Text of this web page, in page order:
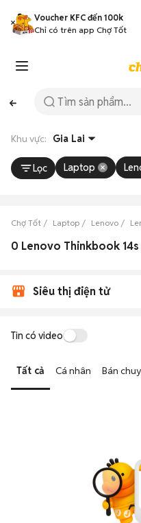
Voucher KFC đến 100k
Chỉ có trên app Chợ Tốt
Khu vực: Gia Lai
Lọc Laptop
Chợ Tốt Laptop Lenovo
0 Lenovo Thinkbook
Siêu thị điện tử
Tin có video
Tất cả Cá nhân Bán